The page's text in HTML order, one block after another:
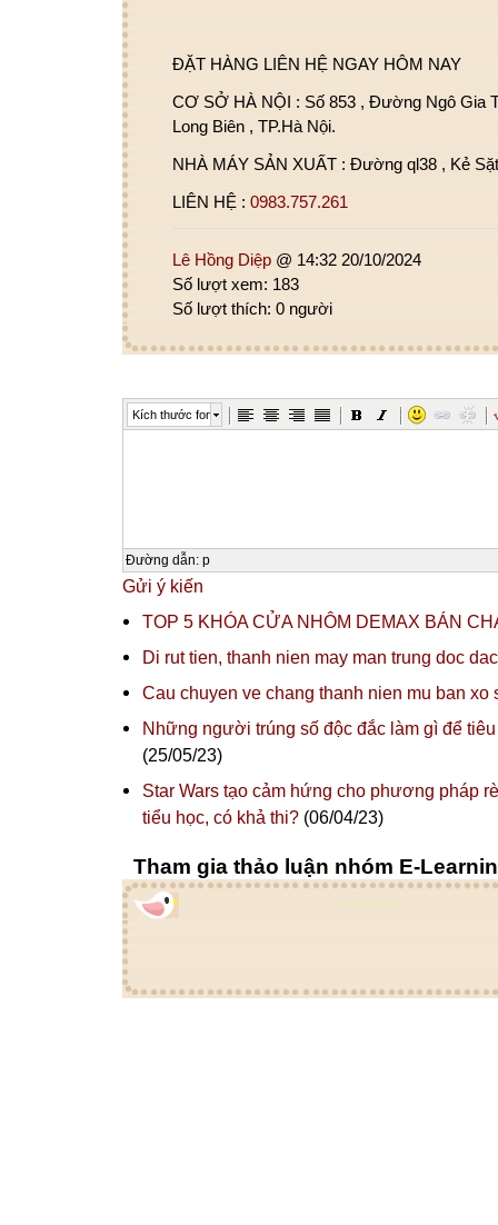
ĐẶT HÀNG LIÊN HỆ NGAY HÔM NAY
CƠ SỞ HÀ NỘI : Số 853 , Đường Ngô Gia
Long Biên , TP.Hà Nội.
NHÀ MÁY SẢN XUẤT : Đường ql38 , Kẻ
LIÊN HỆ : 0983.757.261
Lê Hồng Diệp @ 14:32 20/10/2024
Số lượt xem: 183
Số lượt thích: 0 người
Kích thước font
Đường dẫn: p
Gửi ý kiến
TOP 5 KHÓA CỬA NHÔM DEMAX BÁN
Di rut tien, thanh nien may man trung doc
Cau chuyen ve chang thanh nien mu ban xo
Những người trúng số độc đắc làm gì để
(25/05/23)
Star Wars tạo cảm hứng cho phương pháp
tiểu học, có khả thi? (06/04/23)
Tham gia thảo luận nhóm E-